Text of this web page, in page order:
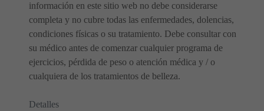
información en este sitio web no debe considerarse
completa y no cubre todas las enfermedades, dolencias,
condiciones físicas o su tratamiento. Debe consultar con
su médico antes de comenzar cualquier programa de
ejercicios, pérdida de peso o atención médica y / o
cualquiera de los tratamientos de belleza.
Detalles